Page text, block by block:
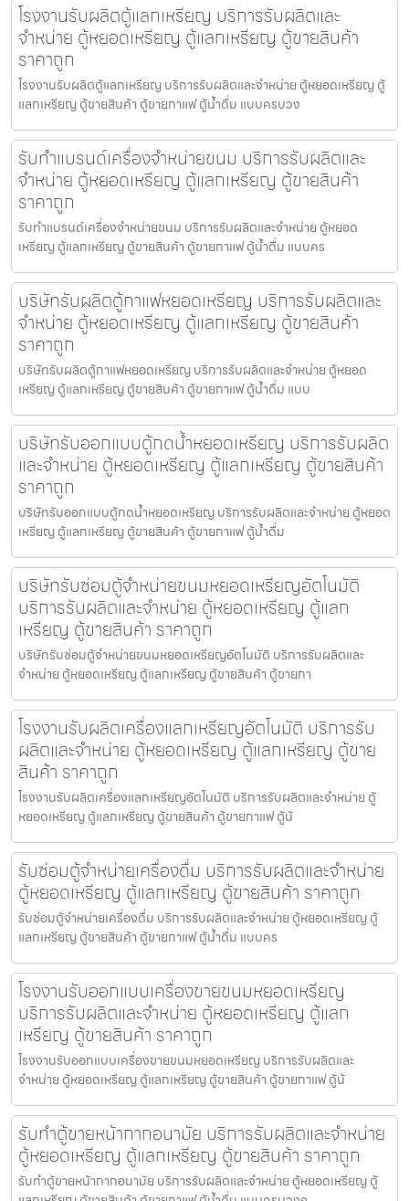
โรงงานรับผลิตตู้แลกเหรียญ บริการรับผลิตและ
จำหน่าย ตู้หยอดเหรียญ ตู้แลกเหรียญ ตู้ขายสินค้า
ราคาถูก
โรงงานรับผลิตตู้แลกเหรียญ บริการรับผลิตและจำหน่าย ตู้หยอดเหรียญ ตู้
แลกเหรียญ ตู้ขายสินค้า ตู้ขายกาแฟ ตู้น้ำดื่ม แบบครบวง
รับทำแบรนด์เครื่องจำหน่ายขนม บริการรับผลิตและ
จำหน่าย ตู้หยอดเหรียญ ตู้แลกเหรียญ ตู้ขายสินค้า
ราคาถูก
รับทำแบรนด์เครื่องจำหน่ายขนม บริการรับผลิตและจำหน่าย ตู้หยอด
เหรียญ ตู้แลกเหรียญ ตู้ขายสินค้า ตู้ขายกาแฟ ตู้น้ำดื่ม แบบคร
บริษัทรับผลิตตู้กาแฟหยอดเหรียญ บริการรับผลิตและ
จำหน่าย ตู้หยอดเหรียญ ตู้แลกเหรียญ ตู้ขายสินค้า
ราคาถูก
บริษัทรับผลิตตู้กาแฟหยอดเหรียญ บริการรับผลิตและจำหน่าย ตู้หยอด
เหรียญ ตู้แลกเหรียญ ตู้ขายสินค้า ตู้ขายกาแฟ ตู้น้ำดื่ม แบบ
บริษัทรับออกแบบตู้กดน้ำ​หยอดเหรียญ บริการรับผลิต
และจำหน่าย ตู้หยอดเหรียญ ตู้แลกเหรียญ ตู้ขายสินค้า
ราคาถูก
บริษัทรับออกแบบตู้กดน้ำ​หยอดเหรียญ บริการรับผลิตและจำหน่าย ตู้หยอด
เหรียญ ตู้แลกเหรียญ ตู้ขายสินค้า ตู้ขายกาแฟ ตู้น้ำดื่ม
บริษัทรับซ่อมตู้จำหน่ายขนมหยอดเหรียญ​​อัตโนมัติ
บริการรับผลิตและจำหน่าย ตู้หยอดเหรียญ ตู้แลก
เหรียญ ตู้ขายสินค้า ราคาถูก
บริษัทรับซ่อมตู้จำหน่ายขนมหยอดเหรียญ​​อัตโนมัติ บริการรับผลิตและ
จำหน่าย ตู้หยอดเหรียญ ตู้แลกเหรียญ ตู้ขายสินค้า ตู้ขายกา
โรงงานรับผลิตเครื่องแลกเหรียญ​อัตโนมัติ บริการรับ
ผลิตและจำหน่าย ตู้หยอดเหรียญ ตู้แลกเหรียญ ตู้ขาย
สินค้า ราคาถูก
โรงงานรับผลิตเครื่องแลกเหรียญ​อัตโนมัติ บริการรับผลิตและจำหน่าย ตู้
หยอดเหรียญ ตู้แลกเหรียญ ตู้ขายสินค้า ตู้ขายกาแฟ ตู้น้
รับซ่อมตู้จำหน่ายเครื่องดื่ม บริการรับผลิตและจำหน่าย
ตู้หยอดเหรียญ ตู้แลกเหรียญ ตู้ขายสินค้า ราคาถูก
รับซ่อมตู้จำหน่ายเครื่องดื่ม บริการรับผลิตและจำหน่าย ตู้หยอดเหรียญ ตู้
แลกเหรียญ ตู้ขายสินค้า ตู้ขายกาแฟ ตู้น้ำดื่ม แบบคร
โรงงานรับออกแบบเครื่องขายขนมหยอดเหรียญ​
บริการรับผลิตและจำหน่าย ตู้หยอดเหรียญ ตู้แลก
เหรียญ ตู้ขายสินค้า ราคาถูก
โรงงานรับออกแบบเครื่องขายขนมหยอดเหรียญ​ บริการรับผลิตและ
จำหน่าย ตู้หยอดเหรียญ ตู้แลกเหรียญ ตู้ขายสินค้า ตู้ขายกาแฟ ตู้น้
รับทำตู้ขายหน้ากากอนามัย บริการรับผลิตและจำหน่าย
ตู้หยอดเหรียญ ตู้แลกเหรียญ ตู้ขายสินค้า ราคาถูก
รับทำตู้ขายหน้ากากอนามัย บริการรับผลิตและจำหน่าย ตู้หยอดเหรียญ ตู้